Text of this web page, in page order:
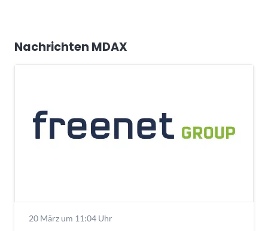
Nachrichten MDAX
20 März um 11:04 Uhr